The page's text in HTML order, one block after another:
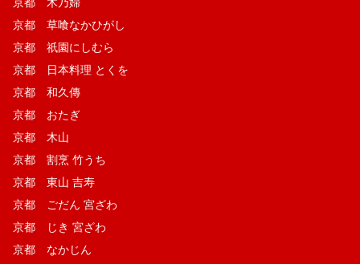
京都 草喰なかひがし
京都 祇園にしむら
京都 日本料理 とくを
京都 和久傳
京都 おたぎ
京都 木山
京都 割烹 竹うち
京都 東山 吉寿
京都 ごだん 宮ざわ
京都 じき 宮ざわ
京都 なかじん